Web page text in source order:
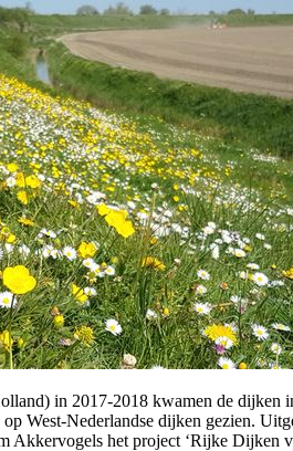
in 2017-2018 kwamen de dijken
West-Nederlandse dijken gezien.
het project ‘Rijke Dijken